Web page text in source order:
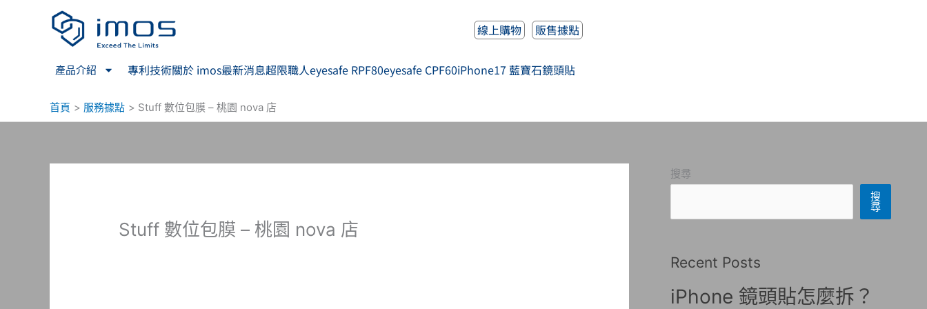
線上購物 販售據點
產品介紹 專利技術關於 imos最新消息超限職人eyesafe RPF80eyesafe CPF60iPhone17 藍寶石鏡頭貼
首頁 服務據點 Stuff 數位包膜 – 桃園 nova 店
Stuff 數位包膜 – 桃園 nova 店
搜尋
搜
尋
Recent Posts
iPhone 鏡頭貼怎麼拆？